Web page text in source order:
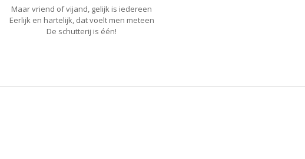
Maar vriend of vijand, gelijk is iedereen
Eerlijk en hartelijk, dat voelt men meteen
De schutterij is één!